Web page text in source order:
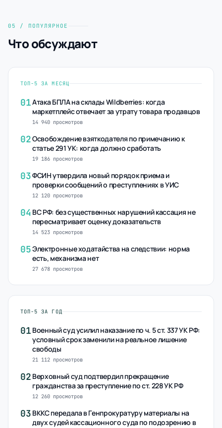
05 / ПОПУЛЯРНОЕ
Что обсуждают
ТОП-5 ЗА МЕСЯЦ
01Атака БПЛА на склады Wildberries: когда
маркетплейс отвечает за утрату товара продавцов
14 940 просмотров
02Освобождение взяткодателя по примечанию к
статье 291 УК: когда должно сработать
19 186 просмотров
03ФСИН утвердила новый порядок приема и
проверки сообщений о преступлениях в УИС
12 120 просмотров
04 ВС РФ: без существенных нарушений кассация не
пересматривает оценку доказательств
14 523 просмотров
05Электронные ходатайства на следствии: норма
есть, механизма нет
27 678 просмотров
ТОП-5 ЗА ГОД
01 Военный суд усилил наказание по ч. 5 ст. 337 УК РФ:
условный срок заменили на реальное лишение
свободы
21 112 просмотров
02 Верховный суд подтвердил прекращение
гражданства за преступление по ст. 228 УК РФ
12 260 просмотров
03 ВККС передала в Генпрокуратуру материалы на
двух судей кассационного суда по подозрению в